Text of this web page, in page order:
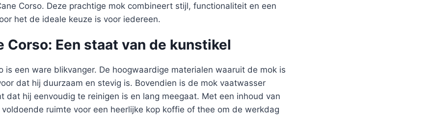
Corso. Deze prachtige mok combineert stijl, functionaliteit en een
het de ideale keuze is voor iedereen.
Corso: Een staat van de kunstikel
is een ware blikvanger. De hoogwaardige materialen waaruit de mok is
dat hij duurzaam en stevig is. Bovendien is de mok vaatwasser
dat hij eenvoudig te reinigen is en lang meegaat. Met een inhoud van
ruimte voor een heerlijke kop koffie of thee om de werkdag